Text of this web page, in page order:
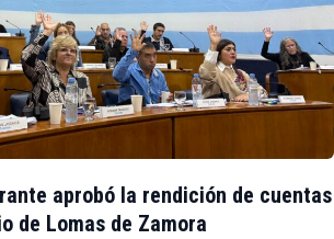
aprobó la rendición de cuentas
de Lomas de Zamora